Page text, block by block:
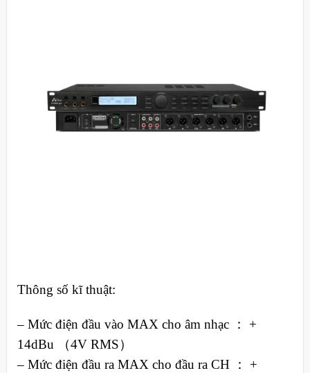
Thông số kĩ thuật:
– Mức điện đầu vào MAX cho âm nhạc ： +
14dBu （4V RMS）
– Mức điện đầu ra MAX cho đầu ra CH ： +